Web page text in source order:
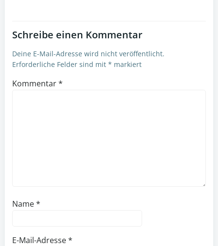
Schreibe einen Kommentar
Deine E-Mail-Adresse wird nicht veröffentlicht.
Erforderliche Felder sind mit * markiert
Kommentar*
Name*
E-Mail-Adresse*